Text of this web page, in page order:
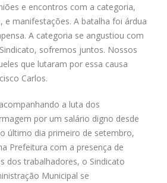
e encontros com a categoria,
e manifestações. A batalha foi árdua
A categoria se angustiou com
sofremos juntos. Nossos
que lutaram por essa causa
Carlos.
a luta dos
por um salário digno desde
último dia primeiro de setembro,
Prefeitura com a presença de
dos trabalhadores, o Sindicato
Municipal se